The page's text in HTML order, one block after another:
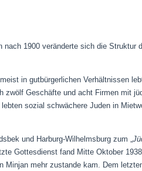
1900 veränderte sich die Struktur
in gutbürgerlichen Verhältnissen
zwölf Geschäfte und acht Firmen mit
sozial schwächere Juden in
und Harburg-Wilhelmsburg zum „
Gottesdienst fand Mitte Oktober
Minjan mehr zustande kam. Dem